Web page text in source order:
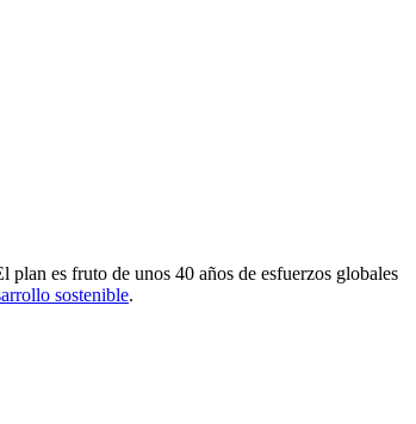
plan es fruto de unos 40 años de esfuerzos globales
sostenible.